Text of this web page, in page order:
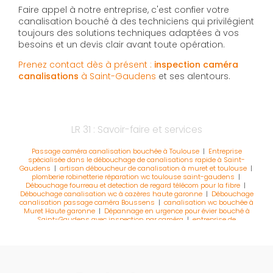
Faire appel à notre entreprise, c'est confier votre
canalisation bouché à des techniciens qui privilégient
toujours des solutions techniques adaptées à vos
besoins et un devis clair avant toute opération.
Prenez contact dès à présent : inspection caméra
canalisations à Saint-Gaudens et ses alentours.
LR 31 : Savoir-faire et services
Passage caméra canalisation bouchée à Toulouse| Entreprise
spécialisée dans le débouchage de canalisations rapide à Saint-
Gaudens | artisan déboucheur de canalisation à muret et toulouse|
plomberie robinetterie réparation wc toulouse saint-gaudens |
Débouchage fourreau et detection de regard télécom pour la fibre |
Débouchage canalisation wc à cazères haute garonne| Débouchage
canalisation passage caméra Boussens | canalisation wc bouchée à
Muret Haute garonne| Dépannage en urgence pour évier bouché à
Saint-Gaudens avec inspection par caméra | entreprise de